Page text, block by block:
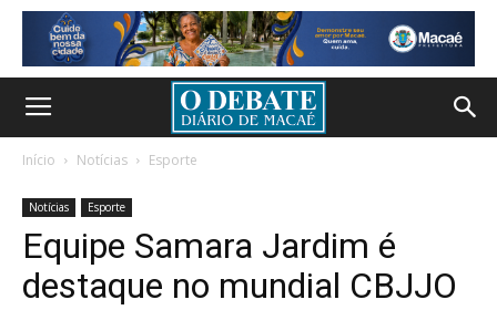
Início Notícias Esporte
Notícias Esporte
Equipe Samara Jardim é
destaque no mundial CBJJO